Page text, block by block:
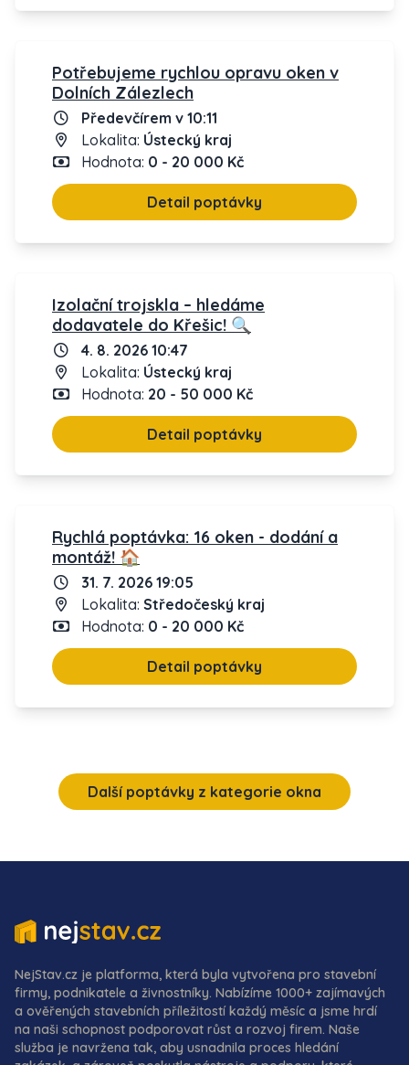
Potřebujeme rychlou opravu oken v
Dolních Zálezlech
Předevčírem v 10:11
Lokalita: Ústecký kraj
Hodnota: 0 - 20 000 Kč
Detail poptávky
Izolační trojskla – hledáme
dodavatele do Křešic! 🔍
4. 8. 2026 10:47
Lokalita: Ústecký kraj
Hodnota: 20 - 50 000 Kč
Detail poptávky
Rychlá poptávka: 16 oken - dodání a
montáž! 🏠
31. 7. 2026 19:05
Lokalita: Středočeský kraj
Hodnota: 0 - 20 000 Kč
Detail poptávky
Další poptávky z kategorie okna
NejStav.cz je platforma, která byla vytvořena pro stavební
firmy, podnikatele a živnostníky. Nabízíme 1000+ zajímavých
a ověřených stavebních příležitostí každý měsíc a jsme hrdí
na naši schopnost podporovat růst a rozvoj firem. Naše
služba je navržena tak, aby usnadnila proces hledání